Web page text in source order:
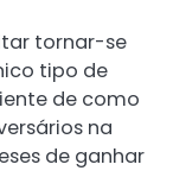
tornar-se
tipo de
de como
na
de ganhar